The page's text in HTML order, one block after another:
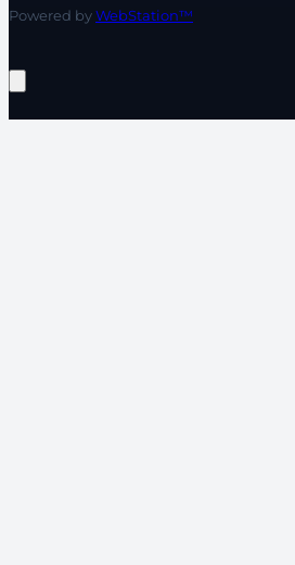
Powered byWebStation™